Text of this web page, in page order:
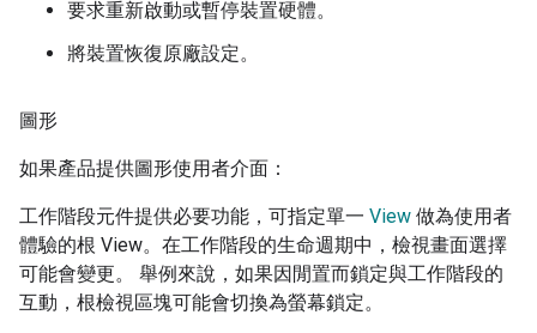
要求重新啟動或暫停裝置硬體。
將裝置恢復原廠設定。
圖形
如果產品提供圖形使用者介面：
工作階段元件提供必要功能，可指定單一 View 做為使用者
體驗的根 View。在工作階段的生命週期中，檢視畫面選擇
可能會變更。 舉例來說，如果因閒置而鎖定與工作階段的
互動，根檢視區塊可能會切換為螢幕鎖定。